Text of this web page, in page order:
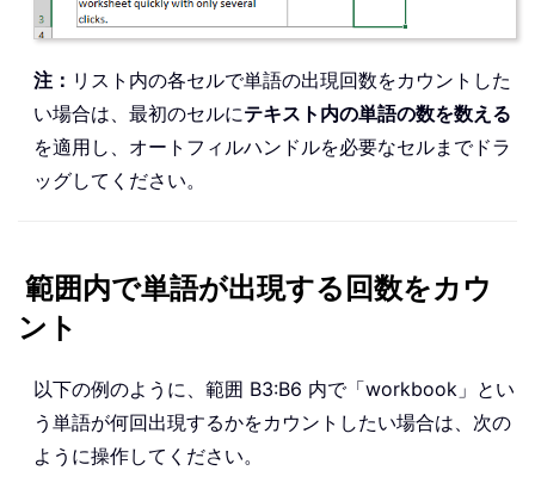
注： リスト内の各セルで単語の出現回数をカウントした
い場合は、最初のセルにテキスト内の単語の数を数える
を適用し、オートフィルハンドルを必要なセルまでドラ
ッグしてください。
範囲内で単語が出現する回数をカウ
ント
以下の例のように、範囲 B3:B6 内で「workbook」とい
う単語が何回出現するかをカウントしたい場合は、次の
ように操作してください。